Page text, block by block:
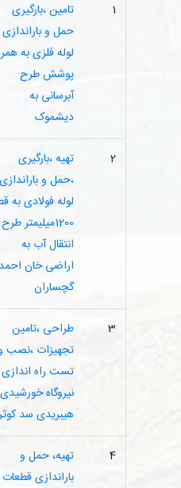
تامین ،بارگیری
حمل و باراندازی
لوله فلزی به همراه
پوشش طرح
آبرسانی به
دیشموک
تهیه ،بارگیری
،حمل و باراندازی
لوله فولادی به قطر
1200میلیمتر طرح
انتقال آب به
اراضی خان احمد
گچساران
طراحی ،تامین
تجهیزات ،نصب و
تست راه اندازی
نیروگاه خورشیدی
هیبریدی سد کوثر
تهیه، حمل و
باراندازی قطعات و